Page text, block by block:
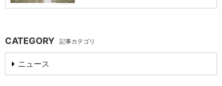
CATEGORY 記事カテゴリ
ニュース